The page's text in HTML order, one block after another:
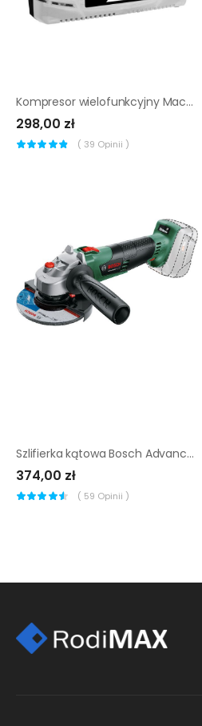
Kompresor wielofunkcyjny MacAllister 1,5 HP/1100 W
298,00 zł
( 39 Opinii )
Szlifierka kątowa Bosch Advanced 18 V 125 mm bez akumulatora
374,00 zł
( 59 Opinii )